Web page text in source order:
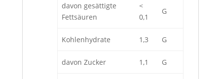
davon gesättigte
Fettsäuren
<
0,1
G
Kohlenhydrate 1,3 G
davon Zucker 1,1 G